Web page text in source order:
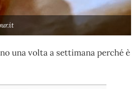
una volta a settimana perché è